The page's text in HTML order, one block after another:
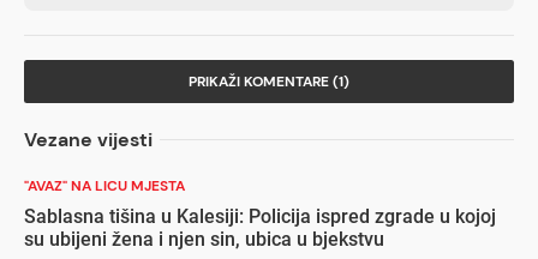
PRIKAŽI KOMENTARE (1)
Vezane vijesti
"AVAZ" NA LICU MJESTA
Sablasna tišina u Kalesiji: Policija ispred zgrade u kojoj
su ubijeni žena i njen sin, ubica u bjekstvu